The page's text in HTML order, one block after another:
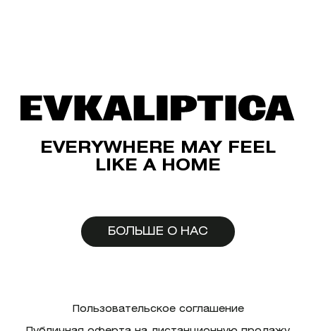
EVERYWHERE MAY FEEL
LIKE A HOME
БОЛЬШЕ О НАС
Пользовательское соглашение